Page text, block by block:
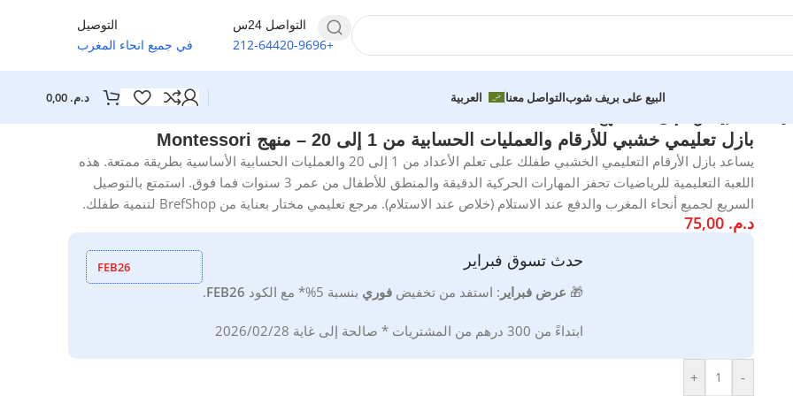
التواصل 24س
+212-64420-9696
التوصيل
في جميع انحاء المغرب
البيع على بريف شوبالتواصل معنا العربية د.م.
بازل تعليمي خشبي للأرقام والعمليات الحسابية من 1 إلى 20 – منهج Montessori
يساعد بازل الأرقام التعليمي الخشبي طفلك على تعلم الأعداد من 1 إلى 20 والعمليات الحسابية الأساسية بطريقة ممتعة. هذه
اللعبة التعليمية للرياضيات تحفز المهارات الحركية الدقيقة والمنطق للأطفال من عمر 3 سنوات فما فوق. استمتع بالتوصيل
السريع لجميع أنحاء المغرب والدفع عند الاستلام (خلاص عند الاستلام). مرجع تعليمي مختار بعناية من BrefShop لتنمية طفلك.
د.م. 75,00
حدث تسوق فبراير
🎁 عرض فبراير : استفد من تخفيض فوري بنسبة 5%* مع الكود FEB26
.
ابتداءً من 300 درهم من المشتريات * صالحة إلى غاية 2026/02/28
FEB26
-
+